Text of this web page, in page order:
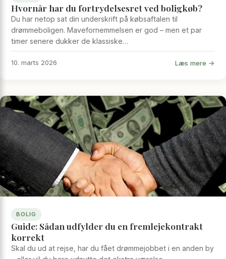
Hvornår har du fortrydelsesret ved boligkøb?
Du har netop sat din underskrift på købsaftalen til
drømmeboligen. Mavefornemmelsen er god – men et par
timer senere dukker de klassiske…
10. marts 2026 Læs mere →
BOLIG
Guide: Sådan udfylder du en fremlejekontrakt
korrekt
Skal du ud at rejse, har du fået drømmejobbet i en anden by